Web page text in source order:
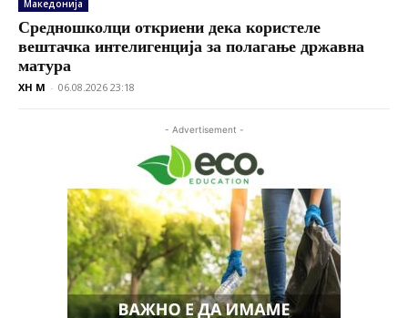
Македонија
Средношколци откриени дека користеле
вештачка интелигенција за полагање државна
матура
XH M - 06.08.2026 23:18
- Advertisement -